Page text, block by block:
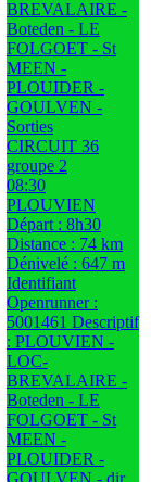
BREVALAIRE -
Boteden - LE
FOLGOET - St
MEEN -
PLOUIDER -
GOULVEN -
Sorties
CIRCUIT 36
groupe 2
08:30
PLOUVIEN
Départ : 8h30
Distance : 74 km
Dénivelé : 647 m
Identifiant
Openrunner :
5001461 Descriptif
: PLOUVIEN -
LOC-
BREVALAIRE -
Boteden - LE
FOLGOET - St
MEEN -
PLOUIDER -